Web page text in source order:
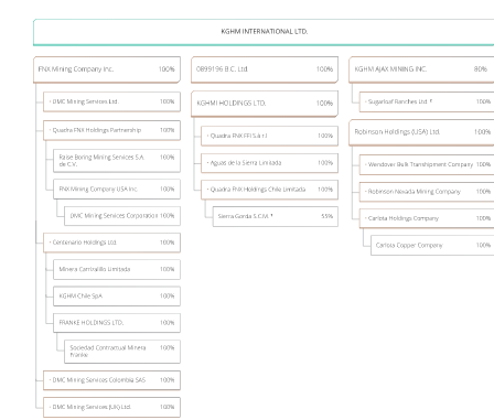
Zarządzanie kapitałem
ludzkim